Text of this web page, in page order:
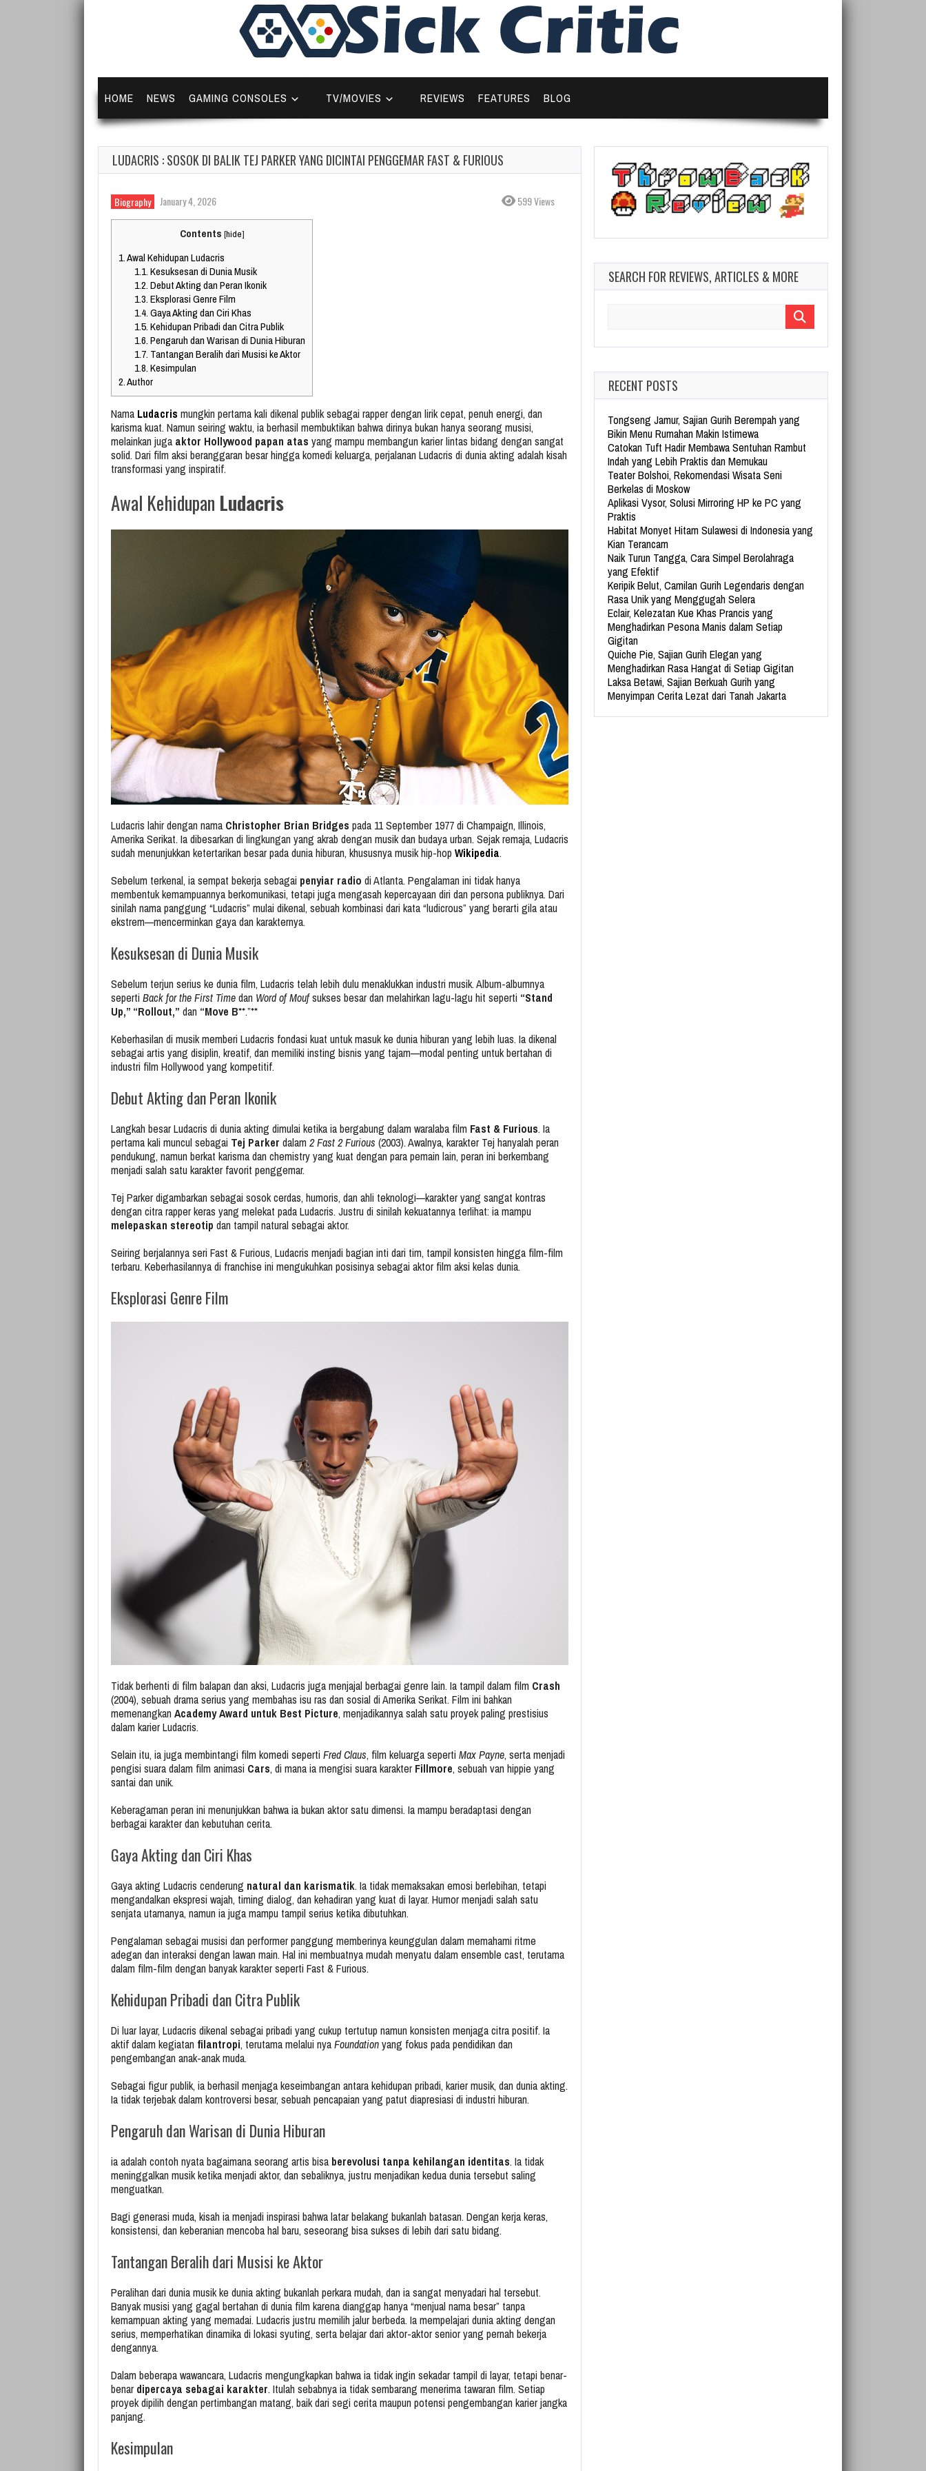
HOME NEWS GAMING CONSOLES TV/MOVIES REVIEWS FEATURES BLOG
LUDACRIS : SOSOK DI BALIK TEJ PARKER YANG DICINTAI PENGGEMAR FAST & FURIOUS
Biography January 4, 2026 599 Views
Contents [hide]
1.Awal Kehidupan Ludacris
1.1.Kesuksesan di Dunia Musik
1.2.Debut Akting dan Peran Ikonik
1.3.Eksplorasi Genre Film
1.4.Gaya Akting dan Ciri Khas
1.5.Kehidupan Pribadi dan Citra Publik
1.6.Pengaruh dan Warisan di Dunia Hiburan
1.7. Tantangan Beralih dari Musisi ke Aktor
1.8.Kesimpulan
2.Author
Nama Ludacris mungkin pertama kali dikenal publik sebagai rapper dengan lirik cepat, penuh energi, dan
karisma kuat. Namun seiring waktu, ia berhasil membuktikan bahwa dirinya bukan hanya seorang musisi,
melainkan juga aktor Hollywood papan atas yang mampu membangun karier lintas bidang dengan sangat
solid. Dari film aksi beranggaran besar hingga komedi keluarga, perjalanan Ludacris di dunia akting adalah kisah
transformasi yang inspiratif.
Awal Kehidupan Ludacris
Ludacris lahir dengan nama Christopher Brian Bridges pada 11 September 1977 di Champaign, Illinois,
Amerika Serikat. Ia dibesarkan di lingkungan yang akrab dengan musik dan budaya urban. Sejak remaja, Ludacris
sudah menunjukkan ketertarikan besar pada dunia hiburan, khususnya musik hip-hop Wikipedia.
Sebelum terkenal, ia sempat bekerja sebagai penyiar radio di Atlanta. Pengalaman ini tidak hanya
membentuk kemampuannya berkomunikasi, tetapi juga mengasah kepercayaan diri dan persona publiknya. Dari
sinilah nama panggung “Ludacris” mulai dikenal, sebuah kombinasi dari kata “ludicrous” yang berarti gila atau
ekstrem—mencerminkan gaya dan karakternya.
Kesuksesan di Dunia Musik
Sebelum terjun serius ke dunia film, Ludacris telah lebih dulu menaklukkan industri musik. Album-albumnya
seperti Back for the First Timedan Word of Moufsukses besar dan melahirkan lagu-lagu hit seperti “Stand
Up,” “Rollout,” dan “Move B**.”**
Keberhasilan di musik memberi Ludacris fondasi kuat untuk masuk ke dunia hiburan yang lebih luas. Ia dikenal
sebagai artis yang disiplin, kreatif, dan memiliki insting bisnis yang tajam—modal penting untuk bertahan di
industri film Hollywood yang kompetitif.
Debut Akting dan Peran Ikonik
Langkah besar Ludacris di dunia akting dimulai ketika ia bergabung dalam waralaba film Fast & Furious. Ia
pertama kali muncul sebagai Tej Parker dalam 2 Fast 2 Furious (2003). Awalnya, karakter Tej hanyalah peran
pendukung, namun berkat karisma dan chemistry yang kuat dengan para pemain lain, peran ini berkembang
menjadi salah satu karakter favorit penggemar.
Tej Parker digambarkan sebagai sosok cerdas, humoris, dan ahli teknologi—karakter yang sangat kontras
dengan citra rapper keras yang melekat pada Ludacris. Justru di sinilah kekuatannya terlihat: ia mampu
melepaskan stereotip dan tampil natural sebagai aktor.
Seiring berjalannya seri Fast & Furious, Ludacris menjadi bagian inti dari tim, tampil konsisten hingga film-film
terbaru. Keberhasilannya di franchise ini mengukuhkan posisinya sebagai aktor film aksi kelas dunia.
Eksplorasi Genre Film
Tidak berhenti di film balapan dan aksi, Ludacris juga menjajal berbagai genre lain. Ia tampil dalam film Crash
(2004), sebuah drama serius yang membahas isu ras dan sosial di Amerika Serikat. Film ini bahkan
memenangkan Academy Award untuk Best Picture, menjadikannya salah satu proyek paling prestisius
dalam karier Ludacris.
Selain itu, ia juga membintangi film komedi seperti Fred Claus, film keluarga seperti Max Payne, serta menjadi
pengisi suara dalam film animasi Cars, di mana ia mengisi suara karakter Fillmore, sebuah van hippie yang
santai dan unik.
Keberagaman peran ini menunjukkan bahwa ia bukan aktor satu dimensi. Ia mampu beradaptasi dengan
berbagai karakter dan kebutuhan cerita.
Gaya Akting dan Ciri Khas
Gaya akting Ludacris cenderung natural dan karismatik. Ia tidak memaksakan emosi berlebihan, tetapi
mengandalkan ekspresi wajah, timing dialog, dan kehadiran yang kuat di layar. Humor menjadi salah satu
senjata utamanya, namun ia juga mampu tampil serius ketika dibutuhkan.
Pengalaman sebagai musisi dan performer panggung memberinya keunggulan dalam memahami ritme
adegan dan interaksi dengan lawan main. Hal ini membuatnya mudah menyatu dalam ensemble cast, terutama
dalam film-film dengan banyak karakter seperti Fast & Furious.
Kehidupan Pribadi dan Citra Publik
Di luar layar, Ludacris dikenal sebagai pribadi yang cukup tertutup namun konsisten menjaga citra positif. Ia
aktif dalam kegiatan filantropi, terutama melalui nyaFoundationyang fokus pada pendidikan dan
pengembangan anak-anak muda.
Sebagai figur publik, ia berhasil menjaga keseimbangan antara kehidupan pribadi, karier musik, dan dunia akting.
Ia tidak terjebak dalam kontroversi besar, sebuah pencapaian yang patut diapresiasi di industri hiburan.
Pengaruh dan Warisan di Dunia Hiburan
ia adalah contoh nyata bagaimana seorang artis bisa berevolusi tanpa kehilangan identitas. Ia tidak
meninggalkan musik ketika menjadi aktor, dan sebaliknya, justru menjadikan kedua dunia tersebut saling
menguatkan.
Bagi generasi muda, kisah ia menjadi inspirasi bahwa latar belakang bukanlah batasan. Dengan kerja keras,
konsistensi, dan keberanian mencoba hal baru, seseorang bisa sukses di lebih dari satu bidang.
Tantangan Beralih dari Musisi ke Aktor
Peralihan dari dunia musik ke dunia akting bukanlah perkara mudah, dan ia sangat menyadari hal tersebut.
Banyak musisi yang gagal bertahan di dunia film karena dianggap hanya “menjual nama besar” tanpa
kemampuan akting yang memadai. Ludacris justru memilih jalur berbeda. Ia mempelajari dunia akting dengan
serius, memperhatikan dinamika di lokasi syuting, serta belajar dari aktor-aktor senior yang pernah bekerja
dengannya.
Dalam beberapa wawancara, Ludacris mengungkapkan bahwa ia tidak ingin sekadar tampil di layar, tetapi benar-
benar dipercaya sebagai karakter. Itulah sebabnya ia tidak sembarang menerima tawaran film. Setiap
proyek dipilih dengan pertimbangan matang, baik dari segi cerita maupun potensi pengembangan karier jangka
panjang.
Kesimpulan
SEARCH FOR REVIEWS, ARTICLES & MORE
RECENT POSTS
Tongseng Jamur, Sajian Gurih Berempah yang
Bikin Menu Rumahan Makin Istimewa
Catokan Tuft Hadir Membawa Sentuhan Rambut
Indah yang Lebih Praktis dan Memukau
Teater Bolshoi, Rekomendasi Wisata Seni
Berkelas di Moskow
Aplikasi Vysor, Solusi Mirroring HP ke PC yang
Praktis
Habitat Monyet Hitam Sulawesi di Indonesia yang
Kian Terancam
Naik Turun Tangga, Cara Simpel Berolahraga
yang Efektif
Keripik Belut, Camilan Gurih Legendaris dengan
Rasa Unik yang Menggugah Selera
Eclair, Kelezatan Kue Khas Prancis yang
Menghadirkan Pesona Manis dalam Setiap
Gigitan
Quiche Pie, Sajian Gurih Elegan yang
Menghadirkan Rasa Hangat di Setiap Gigitan
Laksa Betawi, Sajian Berkuah Gurih yang
Menyimpan Cerita Lezat dari Tanah Jakarta